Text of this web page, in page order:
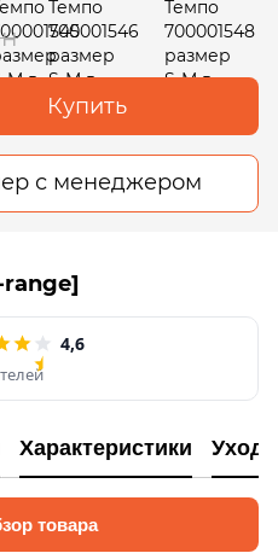
Купить
с менеджером
range]
4,6
Характеристики Уход
товара